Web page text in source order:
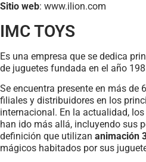
Sitio web: www.ilion.com
IMC TOYS
Es una empresa que se dedica
de juguetes fundada en el año
Se encuentra presente en más de
filiales y distribuidores en los
internacional. En la actualidad,
han ido más allá, incluyendo sus
definición que utilizan animación
mágicos habitados por sus